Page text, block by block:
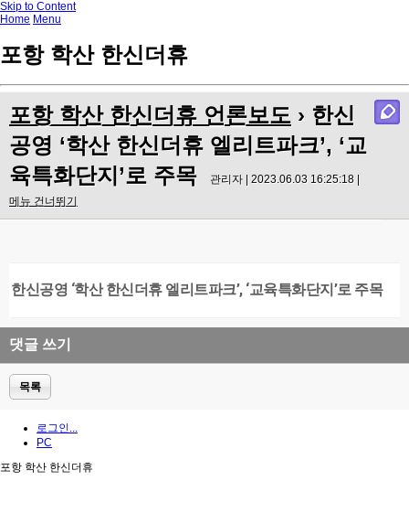
Skip to Content
Home Menu
포항 학산 한신더휴
포항 학산 한신더휴 언론보도 › 한신
공영 ‘학산 한신더휴 엘리트파크’, ‘교
육특화단지’로 주목
관리자 | 2023.06.03 16:25:18 |
메뉴 건너뛰기
한신공영 ‘학산 한신더휴 엘리트파크’, ‘교육특화단지’로 주목
댓글 쓰기
목록
로그인...
PC
포항 학산 한신더휴